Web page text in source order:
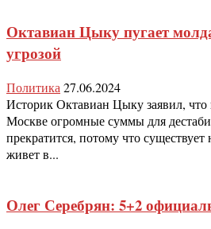
Октавиан Цыку пугает
угрозой
Политика 27.06.2024
Историк Октавиан Цыку заявил,
Москве огромные суммы для
прекратится, потому что
живет в...
Олег Серебрян: 5+2